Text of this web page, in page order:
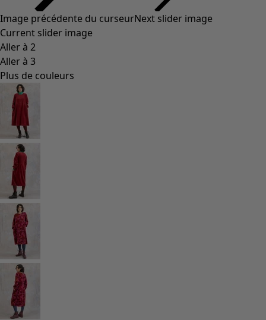
Image précédente du curseurNext slider image
Current slider image
Aller à 2
Aller à 3
Plus de couleurs